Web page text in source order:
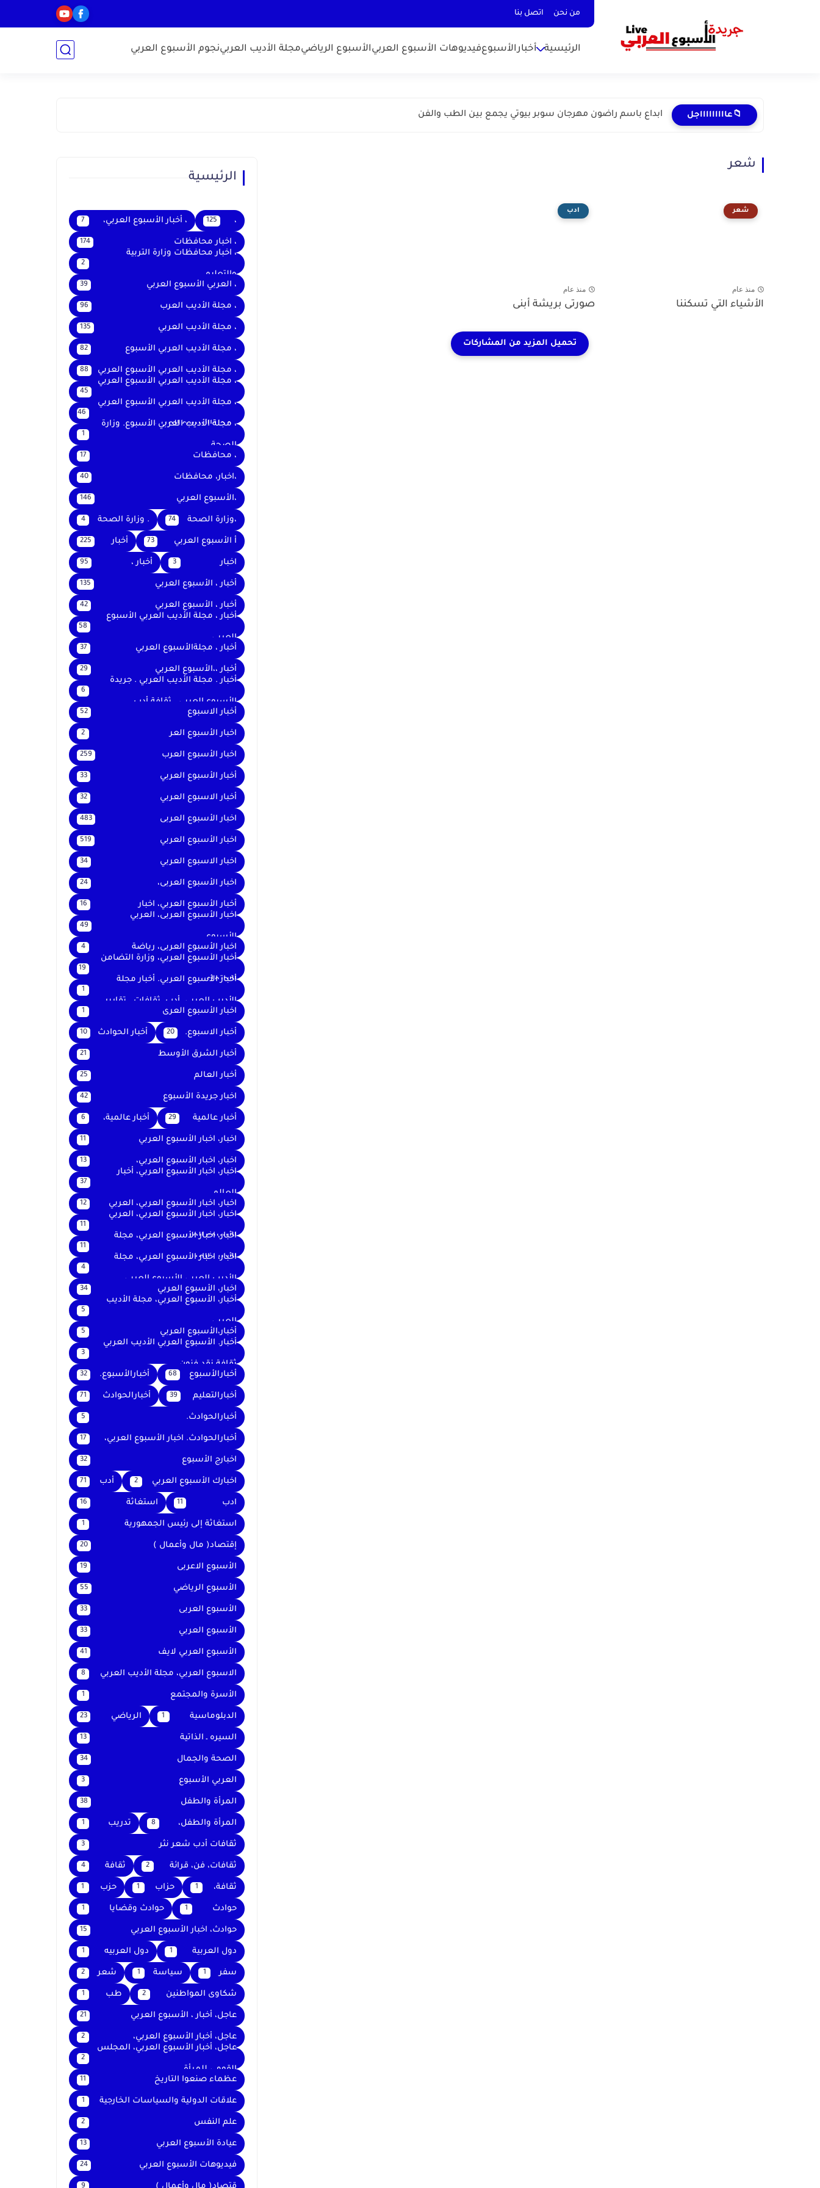
من نحن اتصل بنا
الرئيسية أخبارالأسبوعفيديوهات الأسبوع العربيالأسبوع الرياضيمجلة الأديب العربينجوم الأسبوع العربي
📁عاااااااااجل ابداع باسم راضون مهرجان سوبر بيوتي يجمع بين الطب والفن
شعر
شعر
منذ عام
الأشياء التي تسكننا
ادب
منذ عام
صورتى بريشة أبنى
الرئيسية
، 125 ، أخبار الأسبوع العربي، 7
، اخبار محافظات 174
، اخبار محافظات وزارة التربية
والتعليم
2
، العربي الأسبوع العربي 39
، مجلة الأديب العرب 96
، مجلة الأديب العربي 135
، مجلة الأديب العربي الأسبوع 82
، مجلة الأديب العربي الأسبوع العربي 88
، مجلة الأديب العربي الأسبوع العربي
،
45
، مجلة الأديب العربي الأسبوع العربي
، مجلةالأسبوع العربي
46
، مجلة الأديب العربي الأسبوع. وزارة
الصحة
1
، محافظات 17
،اخبار، محافظات 40
،الأسبوع العربي 146
،وزارة الصحة 74 . وزارة الصحة 4
أ الأسبوع العربي 73 أخبار 225
اخبار 3 أخبار ، 95
أخبار ، الأسبوع العربي 135
أخبار ، الأسبوع العربي 42
أخبار ، مجلة الأديب العربي الأسبوع
العربي
58
أخبار ، مجلةالأسبوع العربي 37
أخبار ،،الأسبوع العربي 29
أخبار . مجلة الأديب العربي . جريدة
الأسبوع العربي . ثقافة أدب
6
أخبار الاسبوع 52
اخبار الأسبوع العر 2
اخبار الأسبوع العرب 259
أخبار الأسبوع العربي 33
أخبار الاسبوع العربي 32
اخبار الأسبوع العربى 483
اخبار الأسبوع العربي 519
اخبار الاسبوع العربي 34
اخبار الأسبوع العربى، 24
أخبار الأسبوع العربي، اخبار 16
اخبار الأسبوع العربى، العربي
الأسبوع
49
اخبار الأسبوع العربى، رياضة 4
أخبار الأسبوع العربي، وزارة التضامن
الاجتماعي
19
أخبار الأسبوع العربي. أخبار مجلة
الأديب العربي. أدب. ثقافات . تقارير .
1
اخبار الأسبوع العرى 1
أخبار الاسبوع. 20 أخبار الحوادث 10
أخبار الشرق الأوسط 21
أخبار العالم 25
اخبار جريدة الأسبوع 42
أخبار عالمية 29 أخبار عالمية، 6
اخبار، اخبار الأسبوع العربي 11
اخبار، اخبار الأسبوع العربي، 13
اخبار، اخبار الأسبوع العربي، أخبار
العالم
37
اخبار، اخبار الأسبوع العربي، العربي 12
اخبار، اخبار الأسبوع العربي، العربي
الأسبوع العربي
11
اخبار، اخبار الأسبوع العربي، مجلة
الأديب العربي
11
اخبار، اخبار الأسبوع العربي، مجلة
الأديب العربي الأسبوع العربي
4
اخبار، الأسبوع العربي 34
أخبار، الأسبوع العربي، مجلة الأديب
العربي
5
أخبار،الأسبوع العربي 5
أخبار. الأسبوع العربي الأديب العربي
ثقافة نقد فنون
3
أخبارالأسبوع 68 أخبارالأسبوع. 32
أخبارالتعليم 39 أخبارالحوادث 71
أخبارالحوادث. 5
أخبارالحوادث. اخبار الأسبوع العربي، 17
اخبارج الأسبوع 32
اخبارك الأسبوع العربي 2 أدب 71
ادب 11 استغاثة 16
استغاثة إلى رئيس الجمهورية 1
إقتصاد( مال وأعمال ) 20
الأسبوع الاعربى 19
الأسبوع الرياضي 55
الأسبوع العربى 33
الأسبوع العربي 33
الأسبوع العربي لايف 41
الاسبوع العربي، مجلة الأديب العربي 8
الأسرة والمجتمع 1
الدبلوماسية 1 الرياضي 23
السيره ـ الذاتية 13
الصحة والجمال 34
العربي الأسبوع 3
المرأة والطفل 38
المرأة والطفل، 8 تدريب 1
ثقافات أدب شعر نثر 3
ثقافات، فن، قرائة 2 ثقافة 4
ثقافة، 1 حزاب 1 حزب 1
حوادث 1 حوادث وقضايا 1
حوادث، اخبار الأسبوع العربي 15
دول العربية 1 دول العربيه 1
سفر 1 سياسة 1 شعر 2
شكاوى المواطنين 2 طب 1
عاجل، أخبار ، الأسبوع العربي 21
عاجل، أخبار الأسبوع العربي، 2
عاجل، أخبار الأسبوع العربي، المجلس
القومي للمرأة
2
عظماء صنعوا التاريخ 11
علاقات الدولية والسياسات الخارجية 1
علم النفس 2
عيادة الأسبوع العربي 13
فيديوهات الأسبوع العربي 24
9